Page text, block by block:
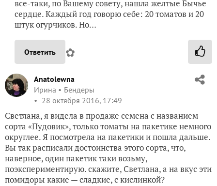
все-таки, по Вашему совету, нашла желтые Бычье
сердце. Каждый год говорю себе: 20 томатов и 20
штук огурчиков. Но…
Ответить ✿
Anatolewna
Ирина
Бендеры
28 октября 2016, 17:49
Светлана, я видела в продаже семена с названием
сорта «Пудовик», только томаты на пакетике немного
округлее. Я посмотрела на пакетики и пошла дальше.
Вы так расписали достоинства этого сорта, что,
наверное, один пакетик таки возьму,
поэкспериментирую. скажите, Светлана, а на вкус эти
помидоры какие — сладкие, с кислинкой?